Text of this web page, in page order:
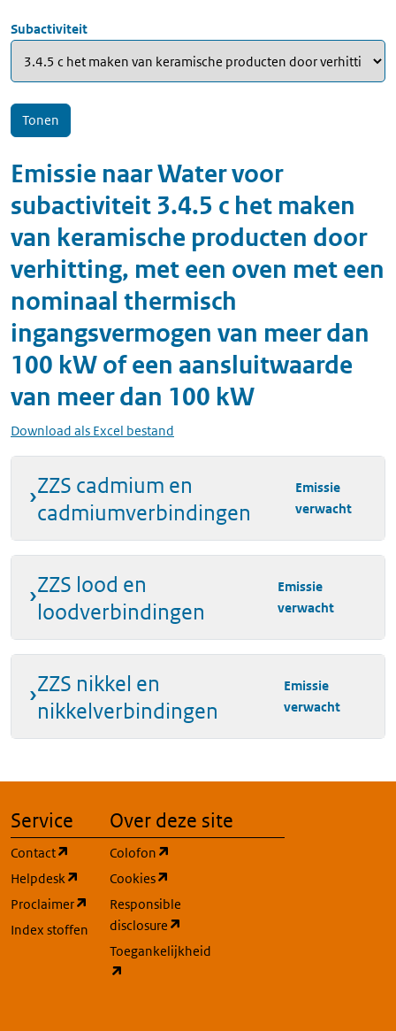
Subactiviteit
Emissie naarWatervoor
subactiviteit 3.4.5 c het maken
van keramische producten door
verhitting, met een oven met een
nominaal thermisch
ingangsvermogen van meer dan
100 kW of een aansluitwaarde
van meer dan 100 kW
Download als Excel bestand
ZZS cadmium en
cadmiumverbindingen
Emissie
verwacht
ZZS lood en
loodverbindingen
Emissie
verwacht
ZZS nikkel en
nikkelverbindingen
Emissie
verwacht
Service
Contact
(opent in een nieuw tabblad)
Helpdesk
(opent in een nieuw tabblad)
Proclaimer
(opent in een nieuw tabblad)
Index stoffen
Over deze site
Colofon
Cookies
Responsible
disclosure
Toegankelijkheid